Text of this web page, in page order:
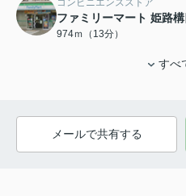
コンビニエンスストア
ファミリーマート 姫路
974ｍ（13分）
すべ
メールで共有する